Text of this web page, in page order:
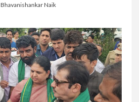
Bhavanishankar Naik